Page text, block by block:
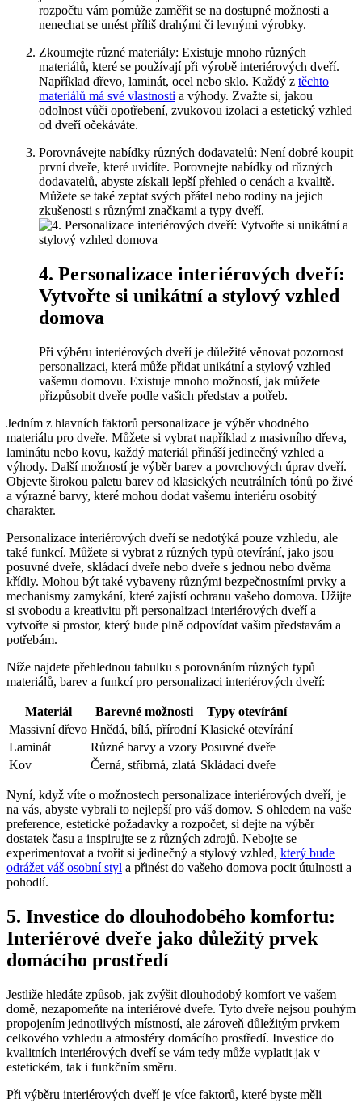
rozpočtu vám pomůže zaměřit se na dostupné možnosti a
nenechat se unést příliš drahými či levnými⁣ výrobky.
Zkoumejte různé materiály: Existuje mnoho různých
materiálů, které se používají ⁤při výrobě interiérových dveří.
Například ⁤dřevo, laminát,⁣ ocel nebo sklo. Každý z těchto
materiálů má své ‍vlastnosti a výhody. Zvažte si, jakou
odolnost vůči opotřebení, zvukovou ​izolaci a estetický⁤ vzhled
⁤od dveří očekáváte.
Porovnávejte nabídky různých dodavatelů: Není‍ dobré koupit
první dveře, které uvidíte. Porovnejte nabídky od různých
dodavatelů, ‌abyste⁢ získali lepší přehled o cenách a kvalitě.
Můžete se také ​zeptat svých přátel⁤ nebo‌ rodiny ⁣na jejich
zkušenosti s různými značkami a typy dveří.
4. Personalizace interiérových⁣ dveří:‍
Vytvořte si ⁣unikátní a stylový vzhled
domova
Při výběru interiérových dveří ​je důležité věnovat ⁤pozornost
personalizaci, která může přidat ⁤unikátní⁢ a ‌stylový vzhled
⁤vašemu domovu. Existuje ⁤mnoho možností, jak můžete
přizpůsobit dveře podle vašich představ a​ potřeb.
Jedním ⁣z hlavních faktorů personalizace je výběr vhodného
materiálu pro dveře. Můžete‍ si vybrat například z ⁣masivního dřeva,
laminátu nebo kovu, každý materiál ⁤přináší jedinečný vzhled a
výhody. Další možností je výběr barev a povrchových úprav dveří.
Objevte širokou paletu barev od‌ klasických neutrálních ⁣tónů ⁢po živé
a výrazné barvy, které⁣ mohou dodat ⁢vašemu interiéru‍ osobitý
charakter.
Personalizace interiérových dveří se ⁣nedotýká pouze vzhledu, ale
také funkcí. Můžete⁤ si vybrat z ​různých​ typů otevírání, jako jsou
⁢posuvné dveře, skládací dveře nebo dveře ⁢s jednou nebo dvěma⁤
křídly. ⁤Mohou⁢ být také vybaveny různými ⁤bezpečnostními prvky a
mechanismy zamykání, které zajistí⁢ ochranu vašeho‌ domova.⁢ Užijte
si svobodu a kreativitu při personalizaci interiérových dveří ‌a
vytvořte si prostor, který bude plně odpovídat vašim‌ představám a ​
potřebám.
Níže najdete přehlednou tabulku s porovnáním různých ⁢typů
materiálů, barev a‍ funkcí pro⁣ personalizaci interiérových dveří:
Materiál Barevné možnosti
Typy otevírání
Massivní dřevo Hnědá, bílá, přírodní Klasické otevírání
Laminát
Různé barvy a vzory Posuvné dveře
Kov
Černá, stříbrná, zlatá Skládací​ dveře
Nyní, když víte o možnostech ⁢personalizace‌ interiérových dveří, ‍je
na vás, abyste vybrali to nejlepší pro ‍váš⁣ domov.⁢ S ‍ohledem na vaše
preference, estetické požadavky a rozpočet, si dejte na výběr
dostatek času a inspirujte se z různých zdrojů. Nebojte se⁣
experimentovat a ⁣tvořit si jedinečný a ‍stylový ‌vzhled,⁤ který bude
odrážet váš osobní styl a ‌přinést do vašeho domova pocit⁤ útulnosti a
pohodlí.
5. ⁣Investice ⁣do ‍dlouhodobého ⁣komfortu:
Interiérové dveře jako důležitý prvek
domácího⁢ prostředí
Jestliže​ hledáte způsob, jak zvýšit dlouhodobý komfort ve vašem​
domě, nezapomeňte⁢ na interiérové dveře. Tyto dveře nejsou pouhým⁤
propojením jednotlivých místností, ⁢ale zároveň⁤ důležitým prvkem
celkového vzhledu a ​atmosféry ​domácího prostředí. Investice do
‍kvalitních interiérových dveří⁣ se vám tedy může vyplatit jak v
estetickém, tak i⁣ funkčním směru.
Při výběru ⁤interiérových dveří je více faktorů, které byste měli